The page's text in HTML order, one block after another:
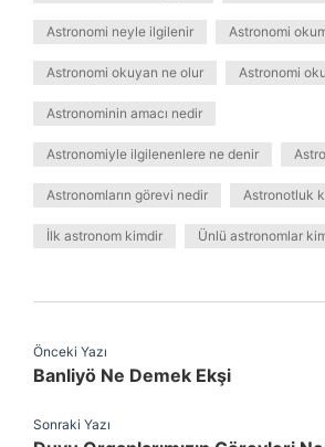
Astronomi neyle ilgilenir Astronomi
Astronomi okuyan ne olur Astronomi
Astronominin amacı nedir
Astronomiyle ilgilenenlere ne denir
Astronomların görevi nedir Astronotluk
İlk astronom kimdir Ünlü astronomlar
Önceki Yazı
Banliyö Ne Demek Ekşi
Sonraki Yazı